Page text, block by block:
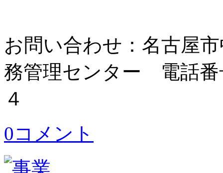
お問い合わせ：名古屋
務管理センター 電話番
４
0コメント